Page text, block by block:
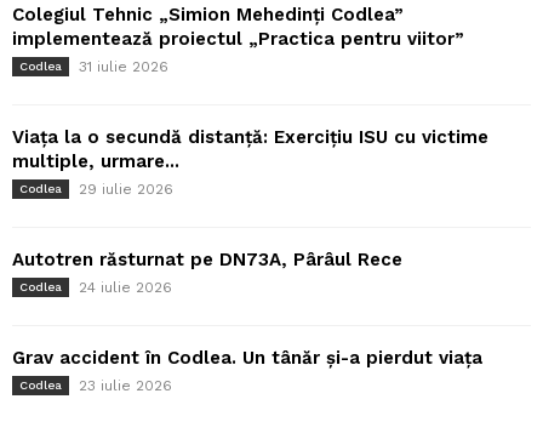
Colegiul Tehnic „Simion Mehedinți Codlea”
implementează proiectul „Practica pentru viitor”
Codlea 31 iulie 2026
Viața la o secundă distanță: Exercițiu ISU cu victime
multiple, urmare...
Codlea 29 iulie 2026
Autotren răsturnat pe DN73A, Pârâul Rece
Codlea 24 iulie 2026
Grav accident în Codlea. Un tânăr și-a pierdut viața
Codlea 23 iulie 2026